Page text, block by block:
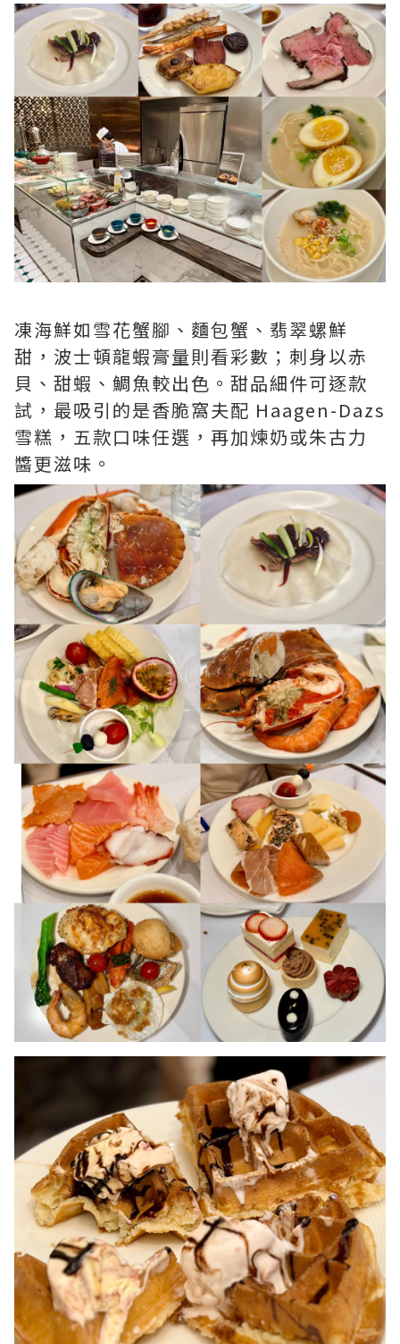
凍海鮮如雪花蟹腳、麵包蟹、翡翠螺鮮
甜，波士頓龍蝦膏量則看彩數；刺身以赤
貝、甜蝦、鯛魚較出色。甜品細件可逐款
試，最吸引的是香脆窩夫配 Haagen-Dazs
雪糕，五款口味任選，再加煉奶或朱古力
醬更滋味。